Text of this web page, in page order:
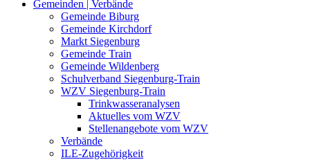
Gemeinden | Verbände
Gemeinde Biburg
Gemeinde Kirchdorf
Markt Siegenburg
Gemeinde Train
Gemeinde Wildenberg
Schulverband Siegenburg-Train
WZV Siegenburg-Train
Trinkwasseranalysen
Aktuelles vom WZV
Stellenangebote vom WZV
Verbände
ILE-Zugehörigkeit